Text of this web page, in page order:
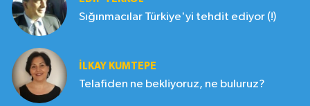
Sığınmacılar Türkiye'yi tehdit ediyor (!)
İLKAY KUMTEPE
Telafiden ne bekliyoruz, ne buluruz?